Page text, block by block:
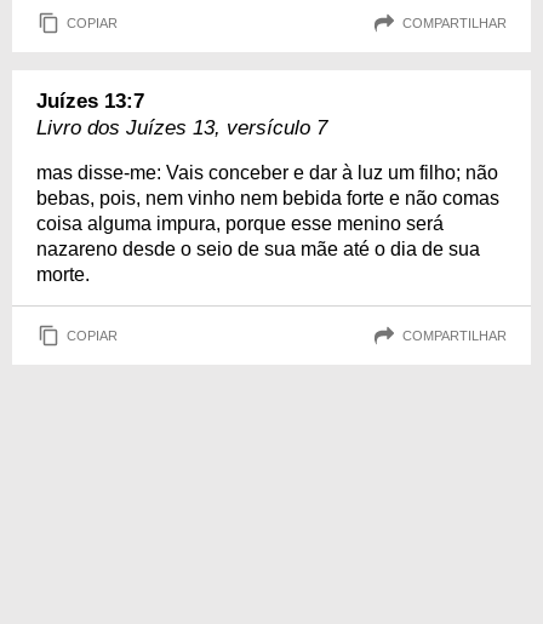
COPIAR COMPARTILHAR
Juízes 13:7
Livro dos Juízes 13, versículo 7
mas disse-me: Vais conceber e dar à luz um filho; não
bebas, pois, nem vinho nem bebida forte e não comas
coisa alguma impura, porque esse menino será
nazareno desde o seio de sua mãe até o dia de sua
morte.
COPIAR COMPARTILHAR